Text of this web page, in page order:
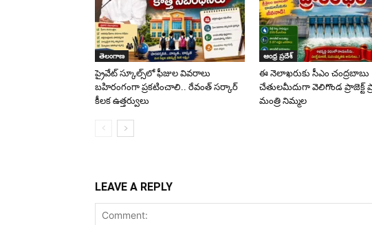
తెలంగాణ
ప్రైవేట్ స్కూల్స్‌లో ఫీజుల వివరాలు
బహిరంగంగా ప్రకటించాలి.. రేవంత్ సర్కార్
కీలక ఉత్తర్వులు
ఆంధ్ర ప్రదేశ్
ఈ నెలాఖరుకు సీఎం చంద్రబాబు
చేతులమీదుగా వెలిగొండ ప్రాజెక్ట్‌
మంత్రి నిమ్మల
LEAVE A REPLY